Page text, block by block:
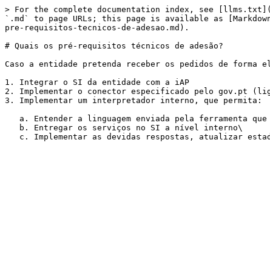
> For the complete documentation index, see
`.md` to page URLs; this page is available as
pre-requisitos-tecnicos-de-adesao.md).
# Quais os pré-requisitos técnicos de adesão?
Caso a entidade pretenda receber os pedidos de forma
1. Integrar o SI da entidade com a iAP
2. Implementar o conector especificado pelo gov.pt
3. Implementar um interpretador interno, que permita: